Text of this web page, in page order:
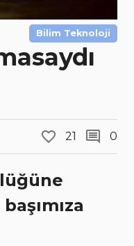
Bilim Teknoloji
21 0